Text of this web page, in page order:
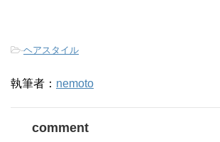
-ヘアスタイル
執筆者： nemoto
comment